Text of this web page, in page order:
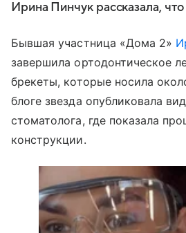
Ирина Пинчук рассказала,
Бывшая участница «Дома 2»
завершила ортодонтическое
брекеты, которые носила
блоге звезда опубликовала
стоматолога, где показала
конструкции.